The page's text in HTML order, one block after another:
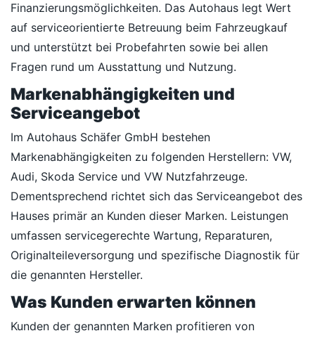
Finanzierungsmöglichkeiten. Das Autohaus legt Wert
auf serviceorientierte Betreuung beim Fahrzeugkauf
und unterstützt bei Probefahrten sowie bei allen
Fragen rund um Ausstattung und Nutzung.
Markenabhängigkeiten und
Serviceangebot
Im Autohaus Schäfer GmbH bestehen
Markenabhängigkeiten zu folgenden Herstellern: VW,
Audi, Skoda Service und VW Nutzfahrzeuge.
Dementsprechend richtet sich das Serviceangebot des
Hauses primär an Kunden dieser Marken. Leistungen
umfassen servicegerechte Wartung, Reparaturen,
Originalteileversorgung und spezifische Diagnostik für
die genannten Hersteller.
Was Kunden erwarten können
Kunden der genannten Marken profitieren von